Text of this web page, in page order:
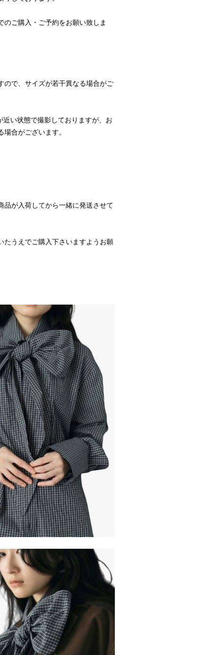
ご購入・ご予約をお願い致しま
で、サイズが若干異なる場合がご
い状態で撮影しておりますが、お
合がございます。
が入荷してから一緒に発送させて
うえでご購入下さいますようお願